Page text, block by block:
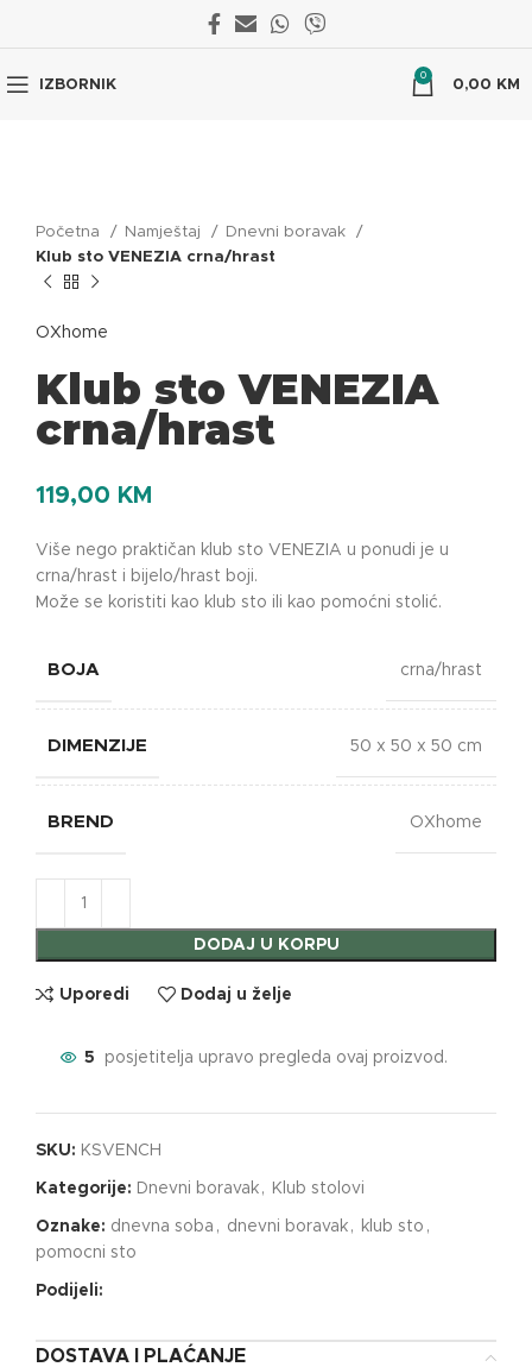
IZBORNIK
0
0,00 KM
Početna Namještaj
Dnevni boravak
Klub sto VENEZIA crna/hrast
OXhome
Klub sto VENEZIA
crna/hrast
119,00 KM
Više nego praktičan klub sto VENEZIA u ponudi je u
crna/hrast i bijelo/hrast boji.
Može se koristiti kao klub sto ili kao pomoćni stolić.
BOJA crna/hrast
DIMENZIJE 50 x 50 x 50 cm
BREND OXhome
DODAJ U KORPU
Uporedi Dodaj u želje
5 posjetitelja upravo pregleda ovaj proizvod.
SKU: KSVENCH
Kategorije: Dnevni boravak , Klub stolovi
Oznake: dnevna soba , dnevni boravak , klub sto ,
pomocni sto
Podijeli:
DOSTAVA I PLAĆANJE